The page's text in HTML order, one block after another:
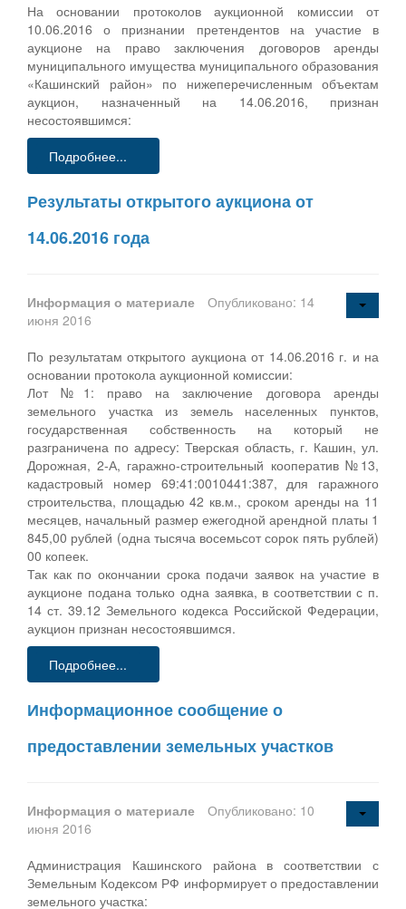
На основании протоколов аукционной комиссии от
10.06.2016 о признании претендентов на участие в
аукционе на право заключения договоров аренды
муниципального имущества муниципального образования
«Кашинский район» по нижеперечисленным объектам
аукцион, назначенный на 14.06.2016, признан
несостоявшимся:
Подробнее...
Результаты открытого аукциона от
14.06.2016 года
Информация о материале
Опубликовано: 14
июня 2016
По результатам открытого аукциона от 14.06.2016 г. и на
основании протокола аукционной комиссии:
Лот №1: право на заключение договора аренды
земельного участка из земель населенных пунктов,
государственная собственность на который не
разграничена по адресу: Тверская область, г. Кашин, ул.
Дорожная, 2-А, гаражно-строительный кооператив №13,
кадастровый номер 69:41:0010441:387, для гаражного
строительства, площадью 42 кв.м., сроком аренды на 11
месяцев, начальный размер ежегодной арендной платы 1
845,00 рублей (одна тысяча восемьсот сорок пять рублей)
00 копеек.
Так как по окончании срока подачи заявок на участие в
аукционе подана только одна заявка, в соответствии с п.
14 ст. 39.12 Земельного кодекса Российской Федерации,
аукцион признан несостоявшимся.
Подробнее...
Информационное сообщение о
предоставлении земельных участков
Информация о материале
Опубликовано: 10
июня 2016
Администрация Кашинского района в соответствии с
Земельным Кодексом РФ информирует о предоставлении
земельного участка: